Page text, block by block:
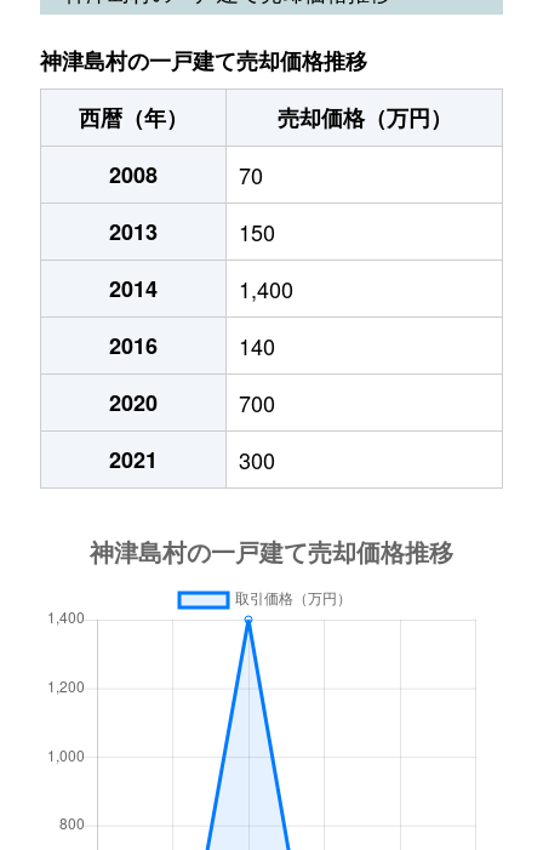
神津島村の一戸建て売却価格推移
西暦（年）
売却価格（万円）
2008
70
2013
150
2014
1,400
2016
140
2020
700
2021
300